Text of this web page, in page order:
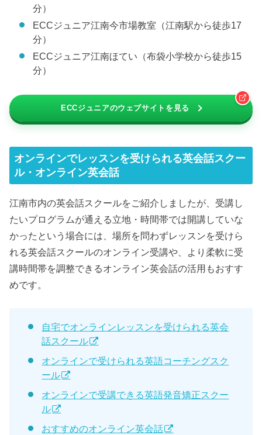
分）
ECCジュニア江南今市場教室（江南駅から徒歩17
分）
ECCジュニア江南ほてい（布袋小学校から徒歩15
分）
ECCジュニアのウェブサイトを見る
オンラインでレッスンを受けられる英会話スクー
ル・オンライン英会話
江南市内の英会話スクールをご紹介しましたが、受講し
たいプログラムが通える立地・時間帯では開講していな
かったという場合には、場所を問わずレッスンを受けら
れる英会話スクールのオンライン受講や、より柔軟に受
講時間帯を調整できるオンライン英会話の活用もおすす
めです。
自宅でオンラインレッスンを受けられる英会
話スクール
オンラインで受けられる英語コーチングスク
ール
オンラインで受講できる英語発音矯正スクー
ル
おすすめのオンライン英会話